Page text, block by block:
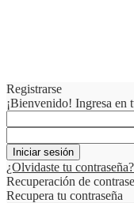
Registrarse
¡Bienvenido! Ingresa en
¿Olvidaste tu
Recuperación de
Recupera tu contraseña